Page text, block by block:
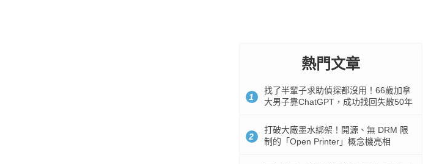
熱門文章
1
找了半輩子求助偵探都沒用！66歲加拿
大男子靠ChatGPT，成功找回失散50年
2
打破大廠墨水綁架！開源、無 DRM 限
制的「Open Printer」概念機亮相